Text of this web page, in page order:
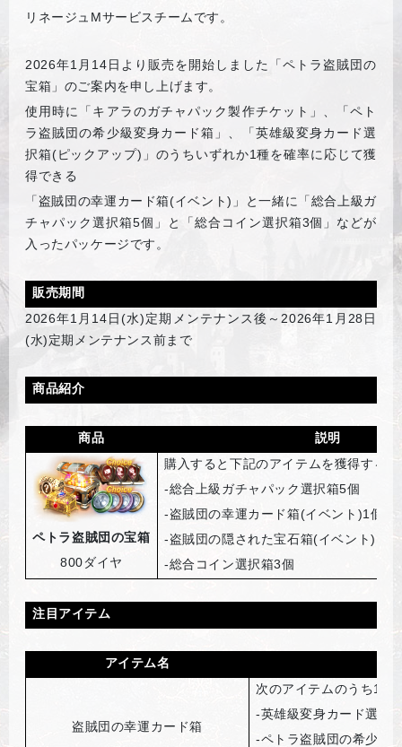
リネージュMサービスチームです。
2026年1月14日より販売を開始しました「ペトラ盗賊団の
宝箱」のご案内を申し上げます。
使用時に「キアラのガチャパック製作チケット」、「ペト
ラ盗賊団の希少級変身カード箱」、「英雄級変身カード選
択箱(ピックアップ)」のうちいずれか1種を確率に応じて獲
得できる
「盗賊団の幸運カード箱(イベント)」と一緒に「総合上級ガ
チャパック選択箱5個」と「総合コイン選択箱3個」などが
入ったパッケージです。
販売期間
2026年1月14日(水)定期メンテナンス後～2026年1月28日
(水)定期メンテナンス前まで
商品紹介
商品 説明
ペトラ盗賊団の宝箱
800ダイヤ
購入すると下記のアイテムを獲得する
-総合上級ガチャパック選択箱5個
-盗賊団の幸運カード箱(イベント)1個
-盗賊団の隠された宝石箱(イベント)1個
-総合コイン選択箱3個
注目アイテム
アイテム名
盗賊団の幸運カード箱
次のアイテムのうち1種
-英雄級変身カード選択
-ペトラ盗賊団の希少級